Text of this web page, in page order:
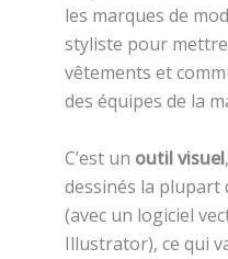
les marques de
styliste pour
vêtements et
des équipes de la
C’est un outil visuel
dessinés la
(avec un logiciel
Illustrator), ce qui